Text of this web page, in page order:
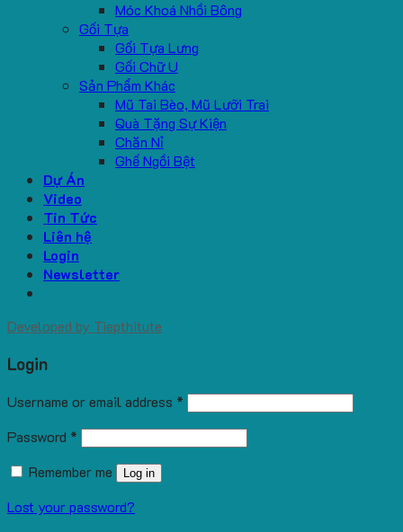
Móc Khoá Nhồi Bông
Gối Tựa
Gối Tựa Lưng
Gối Chữ U
Sản Phẩm Khác
Mũ Tai Bèo, Mũ Lưỡi Trai
Quà Tặng Sự Kiện
Chăn Nỉ
Ghế Ngồi Bệt
Dự Án
Video
Tin Tức
Liên hệ
Login
Newsletter
Developed by Tiepthitute
Login
Username or email address *
Password *
Remember me
Log in
Lost your password?